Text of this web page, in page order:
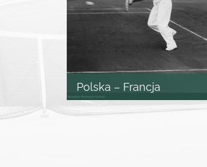
Polska – Francja